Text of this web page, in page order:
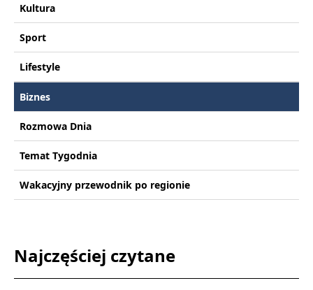
Kultura
Sport
Lifestyle
Biznes
Rozmowa Dnia
Temat Tygodnia
Wakacyjny przewodnik po regionie
Najczęściej czytane